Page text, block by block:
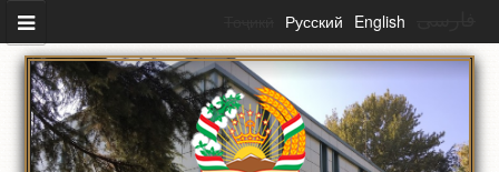
Перейти к основному содержанию Русский English